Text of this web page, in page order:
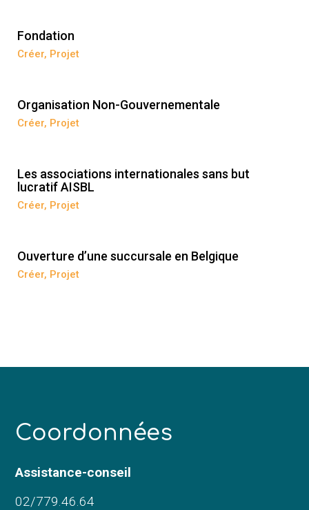
Fondation
Créer, Projet
Organisation Non-Gouvernementale
Créer, Projet
Les associations internationales sans but
lucratif AISBL
Créer, Projet
Ouverture d’une succursale en Belgique
Créer, Projet
Coordonnées
Assistance-conseil
02/779.46.64